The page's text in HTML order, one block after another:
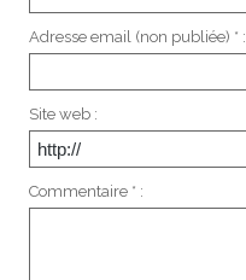
Adresse email (non publiée) * :
Site web :
Commentaire * :